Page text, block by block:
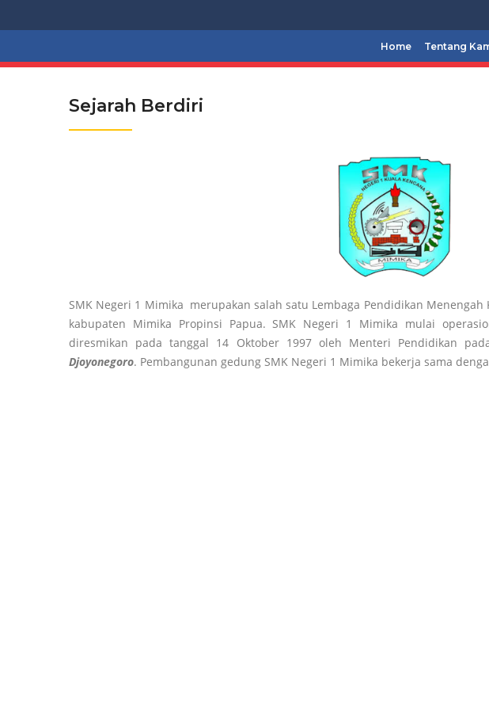
Home Tentang
Sejarah Berdiri
SMK Negeri 1 Mimika merupakan salah satu Lembaga Pendidikan
kabupaten Mimika Propinsi Papua. SMK Negeri 1 Mimika mulai
diresmikan pada tanggal 14 Oktober 1997 oleh Menteri Pendidikan
Djoyonegoro. Pembangunan gedung SMK Negeri 1 Mimika bekerja sama